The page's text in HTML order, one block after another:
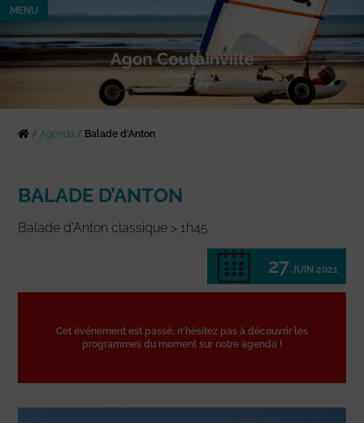
MENU
/Agenda / Balade d’Anton
BALADE D’ANTON
Balade d'Anton classique > 1h45
27 JUIN 2021
Cet événement est passé, n'hésitez pas à découvrir les
programmes du moment sur notre agenda !